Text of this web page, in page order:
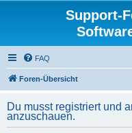
Support-
FAQ
Foren-Übersicht
Du musst registriert und
anzuschauen.